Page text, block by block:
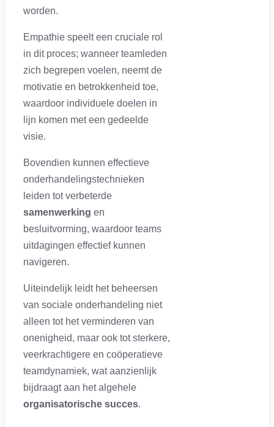
worden.
Empathie speelt een cruciale rol
in dit proces; wanneer teamleden
zich begrepen voelen, neemt de
motivatie en betrokkenheid toe,
waardoor individuele doelen in
lijn komen met een gedeelde
visie.
Bovendien kunnen effectieve
onderhandelingstechnieken
leiden tot verbeterde
samenwerking en
besluitvorming, waardoor teams
uitdagingen effectief kunnen
navigeren.
Uiteindelijk leidt het beheersen
van sociale onderhandeling niet
alleen tot het verminderen van
onenigheid, maar ook tot sterkere,
veerkrachtigere en coöperatieve
teamdynamiek, wat aanzienlijk
bijdraagt aan het algehele
organisatorische succes.